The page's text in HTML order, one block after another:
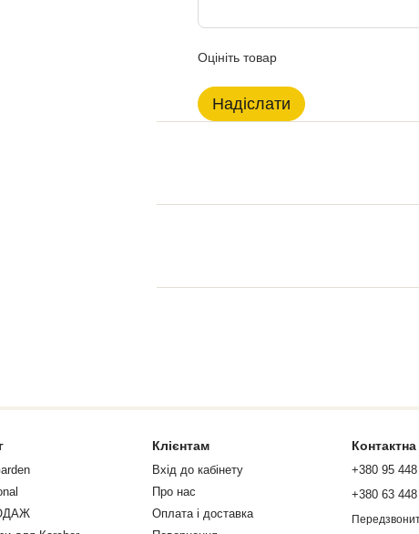
Оцініть товар
Надіслати
Клієнтам
Вхід до кабінету
Про нас
Оплата і доставка
+380 95
+380 63